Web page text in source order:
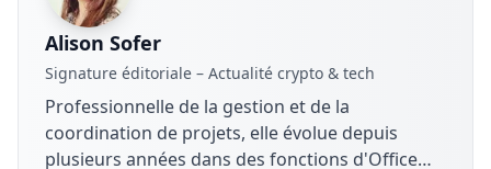
Alison Sofer
Signature éditoriale – Actualité crypto & tech
Professionnelle de la gestion et de la
coordination de projets, elle évolue depuis
plusieurs années dans des fonctions d'Office